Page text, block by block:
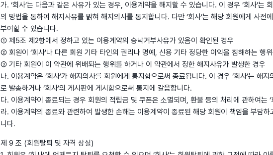
가. ‘회사’는 다음과 같은 사유가 있는 경우, 이용계약을 해지할 수 있습니다. 이 경우 ‘회사’는
의 방법을 통하여 해지사유를 밝혀 해지의사를 통지합니다. 다만 ‘회사’는 해당 회원에게 사전
부여할 수 있습니다.
① 제5조 제2항에서 정하고 있는 이용계약의 승낙거부사유가 있음이 확인된 경우
② 회원이 ‘회사’나 다른 회원 기타 타인의 권리나 명예, 신용 기타 정당한 이익을 침해하는 행
③ 기타 회원이 이 약관에 위배되는 행위를 하거나 이 약관에서 정한 해지사유가 발생한 경우
나. 이용계약은 ‘회사’가 해지의사를 회원에게 통지함으로써 종료됩니다. 이 경우 ‘회사’는 해
로 발송하거나 ‘회사’의 게시판에 게시함으로써 통지에 갈음합니다.
다. 이용계약이 종료되는 경우 회원의 적립금 및 쿠폰은 소멸되며, 환불 등의 처리에 관하여는 ‘
라. 이용계약의 종료와 관련하여 발생한 손해는 이용계약이 종료된 해당 회원이 책임을 부담하
니다.
제 9 조 (회원탈퇴 및 자격 상실)